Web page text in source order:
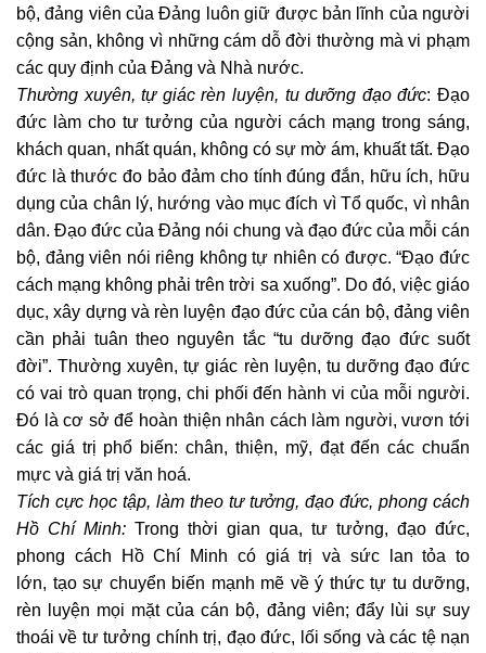
bộ, đảng viên của Đảng luôn giữ được bản lĩnh của người
cộng sản, không vì những cám dỗ đời thường mà vi phạm
các quy định của Đảng và Nhà nước.
Thường xuyên, tự giác rèn luyện, tu dưỡng đạo đức: Đạo
đức làm cho tư tưởng của người cách mạng trong sáng,
khách quan, nhất quán, không có sự mờ ám, khuất tất. Đạo
đức là thước đo bảo đảm cho tính đúng đắn, hữu ích, hữu
dụng của chân lý, hướng vào mục đích vì Tổ quốc, vì nhân
dân. Đạo đức của Đảng nói chung và đạo đức của mỗi cán
bộ, đảng viên nói riêng không tự nhiên có được. “Đạo đức
cách mạng không phải trên trời sa xuống”. Do đó, việc giáo
dục, xây dựng và rèn luyện đạo đức của cán bộ, đảng viên
cần phải tuân theo nguyên tắc “tu dưỡng đạo đức suốt
đời”. Thường xuyên, tự giác rèn luyện, tu dưỡng đạo đức
có vai trò quan trọng, chi phối đến hành vi của mỗi người.
Đó là cơ sở để hoàn thiện nhân cách làm người, vươn tới
các giá trị phổ biến: chân, thiện, mỹ, đạt đến các chuẩn
mực và giá trị văn hoá.
Tích cực học tập, làm theo tư tưởng, đạo đức, phong cách
Hồ Chí Minh: Trong thời gian qua, tư tưởng, đạo đức,
phong cách Hồ Chí Minh có giá trị và sức lan tỏa to
lớn, tạo sự chuyển biến mạnh mẽ về ý thức tự tu dưỡng,
rèn luyện mọi mặt của cán bộ, đảng viên; đẩy lùi sự suy
thoái về tư tưởng chính trị, đạo đức, lối sống và các tệ nạn